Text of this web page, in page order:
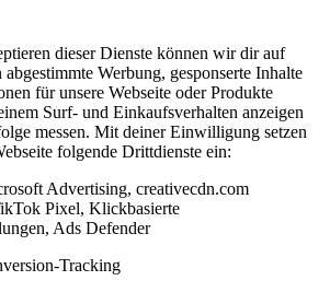
dieser Dienste können wir dir auf
abgestimmte Werbung, gesponserte Inhalte
für unsere Webseite oder Produkte
Surf- und Einkaufsverhalten anzeigen
messen. Mit deiner Einwilligung setzen
folgende Drittdienste ein:
Advertising, creativecdn.com
Pixel, Klickbasierte
Ads Defender
Tracking